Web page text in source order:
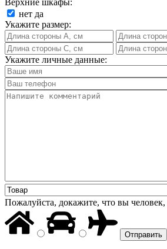
нет да
Укажите размер:
Укажите личные данные:
Пожалуйста, докажите, что вы